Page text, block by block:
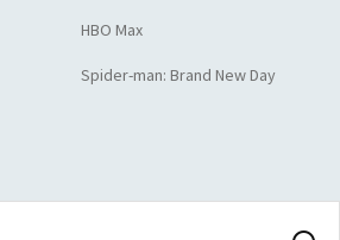
HBO Max
Spider-man: Brand New Day